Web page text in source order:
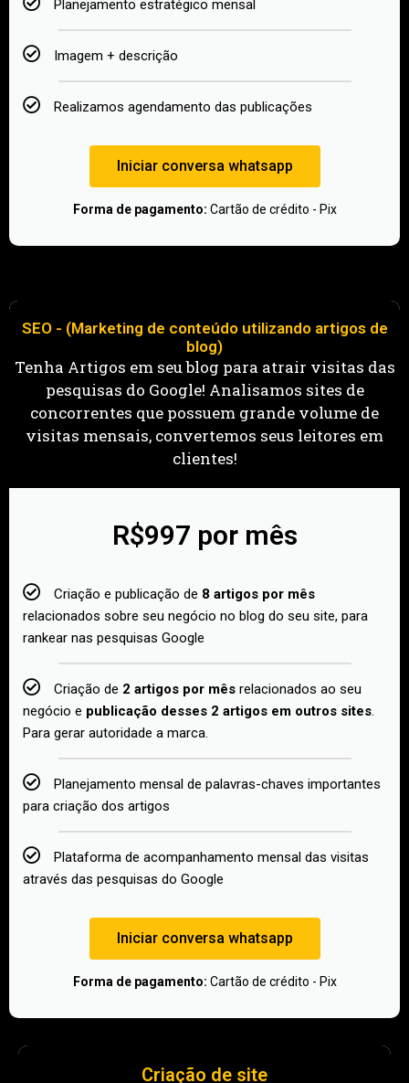
Planejamento estratégico mensal
Imagem + descrição
Realizamos agendamento das publicações
Iniciar conversa whatsapp
Forma de pagamento: Cartão de crédito - Pix
SEO - (Marketing de conteúdo utilizando artigos de
blog)
Tenha Artigos em seu blog para atrair visitas das
pesquisas do Google! Analisamos sites de
concorrentes que possuem grande volume de
visitas mensais, convertemos seus leitores em
clientes!
R$997 por mês
Criação e publicação de 8 artigos por mês
relacionados sobre seu negócio no blog do seu site, para
rankear nas pesquisas Google
Criação de 2 artigos por mês relacionados ao seu
negócio e publicação desses 2 artigos em outros sites​.
Para gerar autoridade a marca.
Planejamento mensal de palavras-chaves importantes
para criação dos artigos
Plataforma de acompanhamento mensal das visitas
através das pesquisas do Google
Iniciar conversa whatsapp
Forma de pagamento: Cartão de crédito - Pix
Criação de site